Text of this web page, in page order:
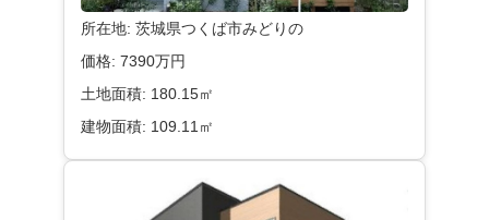
所在地: 茨城県つくば市みどりの
価格: 7390万円
土地面積: 180.15㎡
建物面積: 109.11㎡